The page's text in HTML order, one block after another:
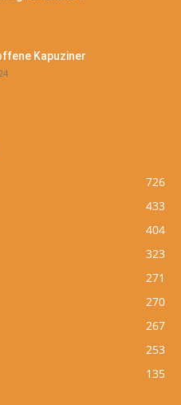
Kapuziner
726
433
404
323
271
270
267
253
135